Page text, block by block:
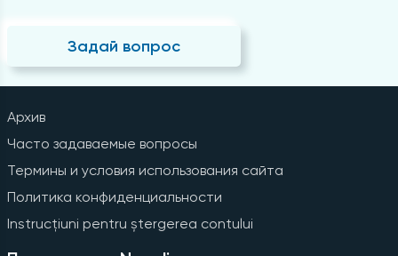
Задай вопрос
Архив
Часто задаваемые вопросы
Термины и условия использования сайта
Политика конфиденциальности
Instrucțiuni pentru ștergerea contului